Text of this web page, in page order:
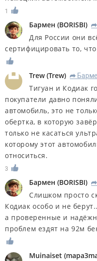
1
Бармен (BORISBI) R
Для России они
сертифицировать то,
Trew(Trew) R
Тигуан и Кодиак
покупатели давно
автомобиль, это не
обертка, в которую
только не касаться
которому этот
относиться.
3
Бармен (BORISBI) R
Слишком просто
Кодиак особо и не
а проверенные и
проблем ездят на 92м
Muinaiset (